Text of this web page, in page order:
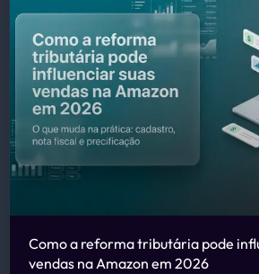
Como a reforma tributária pode
vendas na Amazon em 2026